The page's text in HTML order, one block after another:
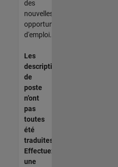
des
nouvelles
opportunités
d'emploi.
Les
descriptions
de
poste
n’ont
pas
toutes
été
traduites.
Effectuez
une